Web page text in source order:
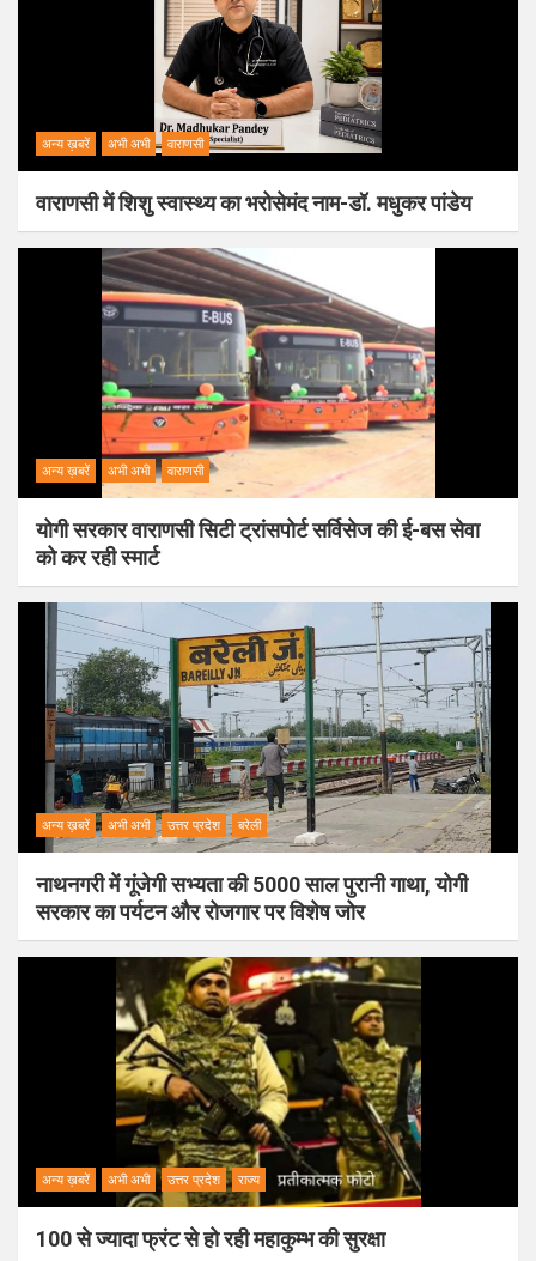
अन्य ख़बरें अभी अभी वाराणसी
वाराणसी में शिशु स्वास्थ्य का भरोसेमंद नाम-डॉ. मधुकर पांडेय
अन्य ख़बरें अभी अभी वाराणसी
योगी सरकार वाराणसी सिटी ट्रांसपोर्ट सर्विसेज की ई-बस सेवा
को कर रही स्मार्ट
अन्य ख़बरें अभी अभी उत्तर प्रदेश बरेली
नाथनगरी में गूंजेगी सभ्यता की 5000 साल पुरानी गाथा, योगी
सरकार का पर्यटन और रोजगार पर विशेष जोर
अन्य ख़बरें अभी अभी उत्तर प्रदेश राज्य
100 से ज्यादा फ्रंट से हो रही महाकुम्भ की सुरक्षा